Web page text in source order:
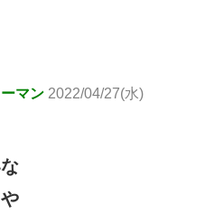
マン 2022/04/27(水)